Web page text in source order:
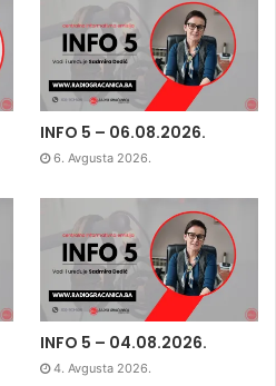
INFO 5 – 06.08.2026.
6. Avgusta 2026.
INFO 5 – 04.08.2026.
4. Avgusta 2026.